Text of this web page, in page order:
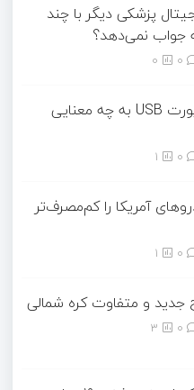
پزشکی دیگر با چند
جواب نمی‌دهد؟
0
علامت D کنار پورت USB به چه معنایی
1
آمریکا را کم‌مصرف‌تر
1
جدید و متفاوت کره شمالی
3